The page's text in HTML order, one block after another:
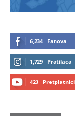
6,234 Fanova
1,729 Pratilaca
423 Pretplatnici